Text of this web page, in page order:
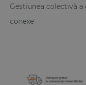
Gestiunea colectivă
conexe